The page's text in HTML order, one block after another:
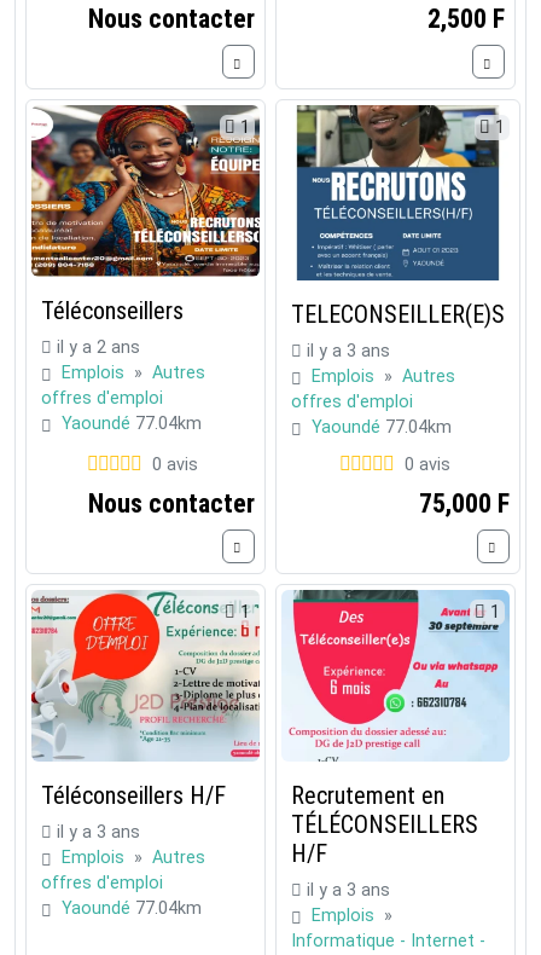
Nous contacter 2,500 F
1
Téléconseillers
il y a 2 ans
Emplois » Autres
offres d'emploi
Yaoundé 77.04km
0 avis
Nous contacter
1
TELECONSEILLER(E)S
il y a 3 ans
Emplois » Autres
offres d'emploi
Yaoundé 77.04km
0 avis
75,000 F
1
Téléconseillers H/F
il y a 3 ans
Emplois » Autres
offres d'emploi
Yaoundé 77.04km
1
Recrutement en
TÉLÉCONSEILLERS
H/F
il y a 3 ans
Emplois »
Informatique - Internet -